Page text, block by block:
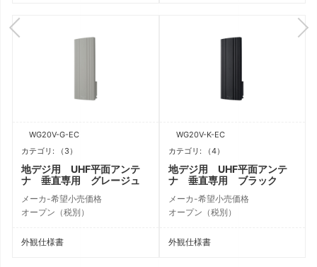
WG20V-G-EC
カテゴリ: （3）
地デジ用 UHF平面アンテ
ナ 垂直専用 グレージュ
メーカ-希望小売価格
オープン（税別）
外観仕様書
WG20V-K-EC
カテゴリ: （4）
地デジ用 UHF平面アンテ
ナ 垂直専用 ブラック
メーカ-希望小売価格
オープン（税別）
外観仕様書